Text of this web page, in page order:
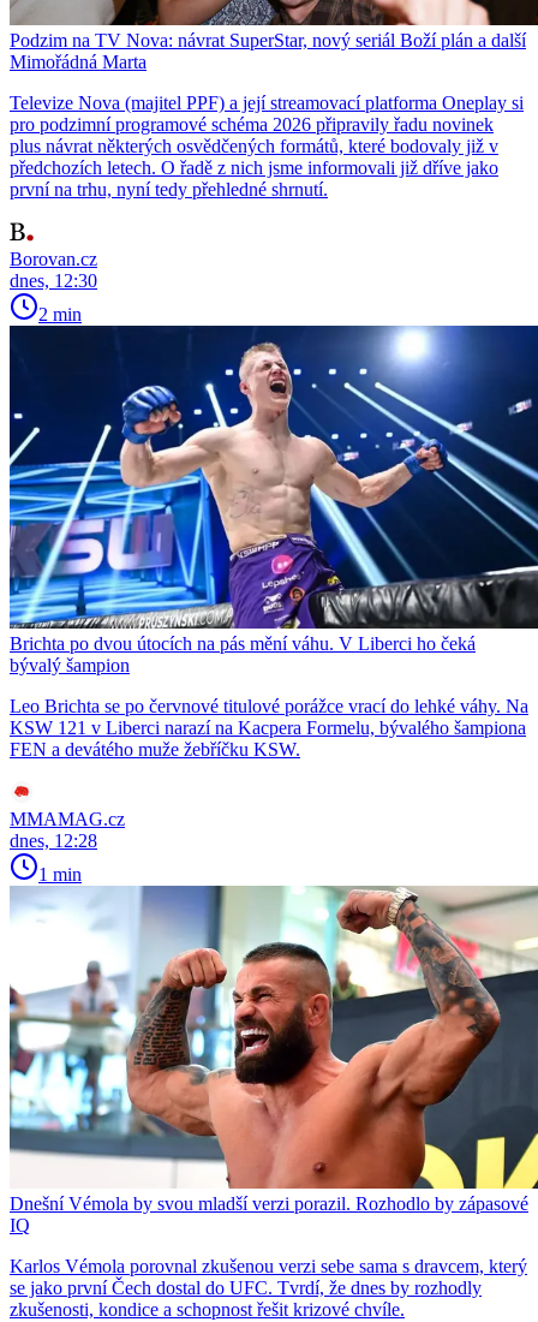
Podzim na TV Nova: návrat SuperStar, nový seriál Boží plán a další
Mimořádná Marta
Televize Nova (majitel PPF) a její streamovací platforma Oneplay si
pro podzimní programové schéma 2026 připravily řadu novinek
plus návrat některých osvědčených formátů, které bodovaly již v
předchozích letech. O řadě z nich jsme informovali již dříve jako
první na trhu, nyní tedy přehledné shrnutí.
Borovan.cz
dnes, 12:30
2 min
Brichta po dvou útocích na pás mění váhu. V Liberci ho čeká
bývalý šampion
Leo Brichta se po červnové titulové porážce vrací do lehké váhy. Na
KSW 121 v Liberci narazí na Kacpera Formelu, bývalého šampiona
FEN a devátého muže žebříčku KSW.
MMAMAG.cz
dnes, 12:28
1 min
Dnešní Vémola by svou mladší verzi porazil. Rozhodlo by zápasové
IQ
Karlos Vémola porovnal zkušenou verzi sebe sama s dravcem, který
se jako první Čech dostal do UFC. Tvrdí, že dnes by rozhodly
zkušenosti, kondice a schopnost řešit krizové chvíle.